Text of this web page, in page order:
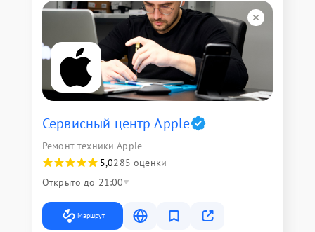
Сервисный центр Apple
Ремонт техники Apple
5,0285 оценки
Открыто до 21:00
Маршрут